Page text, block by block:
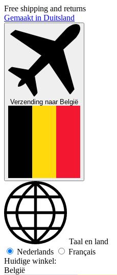
Free shipping and returns
Gemaakt in Duitsland
Verzending naarBelgië
Taal en land
Nederlands
Français
Huidige winkel:
België